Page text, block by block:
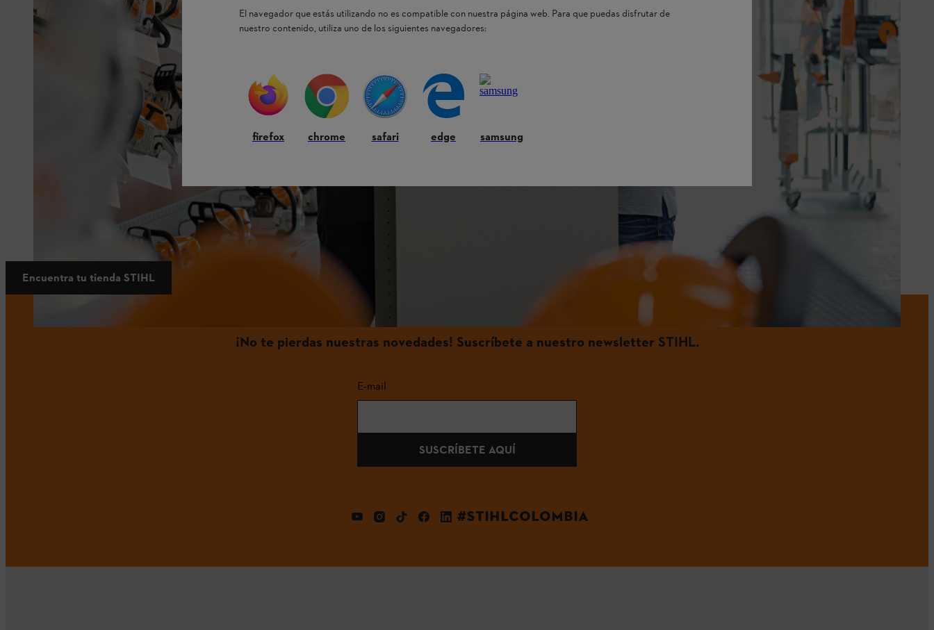
Encuentra tu tienda STIHL
¡No te pierdas nuestras novedades! Suscríbete a nuestro newsletter STIHL.
E-mail
SUSCRÍBETE AQUÍ
#STIHLCOLOMBIA
El navegador que estás utilizando no es compatible con nuestra página web. Para que puedas disfrutar de
nuestro contenido, utiliza uno de los siguientes navegadores:
firefox chrome safari edge samsung